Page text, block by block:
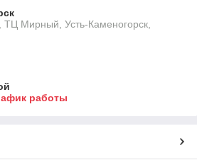
Мирный, Усть-Каменогорск,
работы